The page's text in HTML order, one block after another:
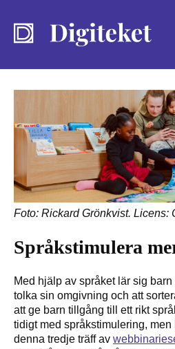
Foto: Rickard Grönkvist. Licens:
Språkstimulera
Med hjälp av språket lär sig
tolka sin omgivning och att
att ge barn tillgång till ett rikt
tidigt med språkstimulering, men
denna tredje träff av